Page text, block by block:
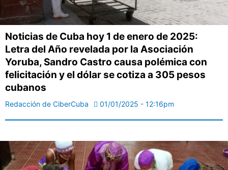
Noticias de Cuba hoy 1 de enero de 2025:
Letra del Año revelada por la Asociación
Yoruba, Sandro Castro causa polémica con
felicitación y el dólar se cotiza a 305 pesos
cubanos
Redacción de CiberCuba 01/01/2025 - 12:16pm